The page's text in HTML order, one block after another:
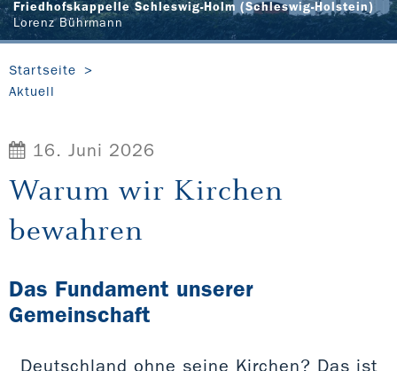
Friedhofskappelle Schleswig-Holm (Schleswig-Holstein)
Lorenz Bührmann
Startseite
Aktuell
16. Juni 2026
Warum wir Kirchen
bewahren
Das Fundament unserer
Gemeinschaft
Deutschland ohne seine Kirchen? Das ist